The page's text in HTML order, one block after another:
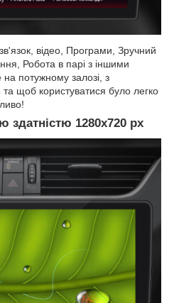
відео, Програми, Зручний
Робота в парі з іншими
потужному залозі, з
щоб користуватися було легко
здатністю 1280х720 рх